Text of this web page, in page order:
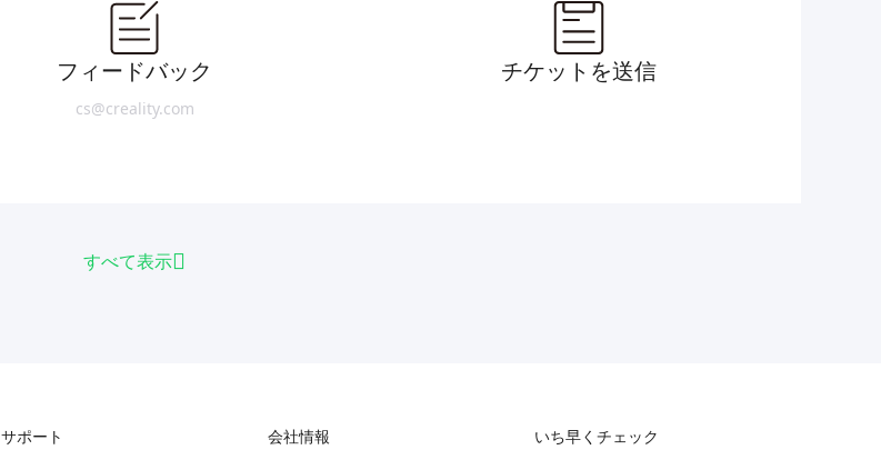
フィードバック
cs@creality.com
チケットを送信
すべて表示
サポート 会社情報 いち早くチェック